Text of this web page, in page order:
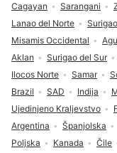
Brazil SAD Indija
Ujedinjeno Kraljevstvo
Argentina
Španjolska
Poljska
Kanada Čile
Cagayan
Sarangani
Lanao del Norte
Misamis Occidental
Aklan
Surigao del Sur
Ilocos Norte
Samar